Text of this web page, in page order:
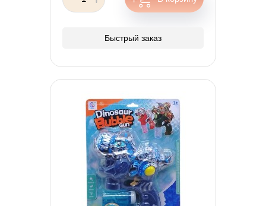
Быстрый заказ